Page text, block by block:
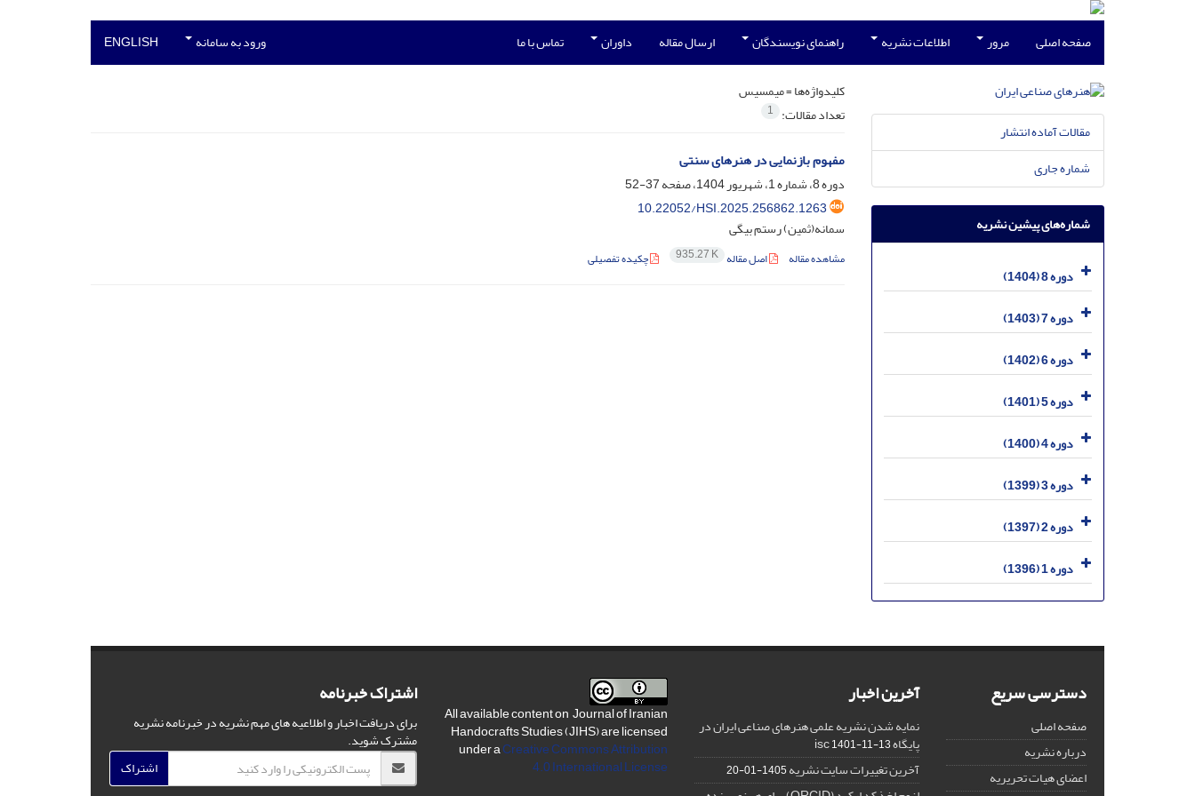
صفحه اصلی مرور اطلاعات نشریه راهنمای نویسندگان ارسال مقاله داوران تماس با ما ورود به سامانه ENGLISH
کلیدواژه‌ها =میمسیس
تعداد مقالات: 1
مفهوم بازنمایی در هنرهای سنتی
دوره 8، شماره 1، شهریور 1404، صفحه
37-52
10.22052/HSI.2025.256862.1263
سمانه(ثمین) رستم بیگی
مشاهده مقاله اصل مقاله 935.27 K چکیده تفصیلی
مقالات آماده انتشار
شماره جاری
شماره‌های پیشین نشریه
دوره 8 (1404)
دوره 7 (1403)
دوره 6 (1402)
دوره 5 (1401)
دوره 4 (1400)
دوره 3 (1399)
دوره 2 (1397)
دوره 1 (1396)
دسترسی سریع
صفحه اصلی
درباره نشریه
اعضای هیات تحریریه
آخرین اخبار
نمایه شدن نشریه علمی هنرهای صناعی ایران در
پایگاه isc1401-11-13
آخرین تغییرات سایت نشریه1405-01-20
All available content on Journal of Iranian
Handocrafts Studies (JIHS) are licensed
under aCreative Commons Attribution
4.0 International License
اشتراک خبرنامه
برای دریافت اخبار و اطلاعیه های مهم نشریه در خبرنامه نشریه
مشترک شوید.
اشتراک